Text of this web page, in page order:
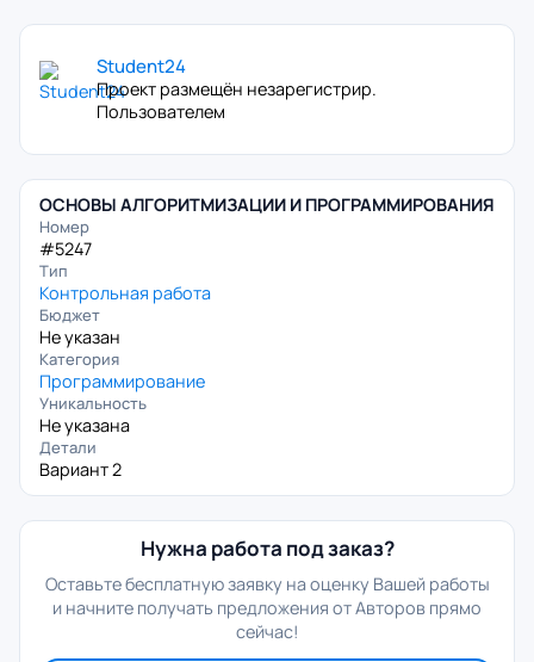
Student24
Проект размещён незарегистрир.
Пользователем
ОСНОВЫ АЛГОРИТМИЗАЦИИ И ПРОГРАММИРОВАНИЯ
Номер
#5247
Тип
Контрольная работа
Бюджет
Не указан
Категория
Программирование
Уникальность
Не указана
Детали
Вариант 2
Нужна работа под заказ?
Оставьте бесплатную заявку на оценку Вашей работы
и начните получать предложения от Авторов прямо
сейчас!